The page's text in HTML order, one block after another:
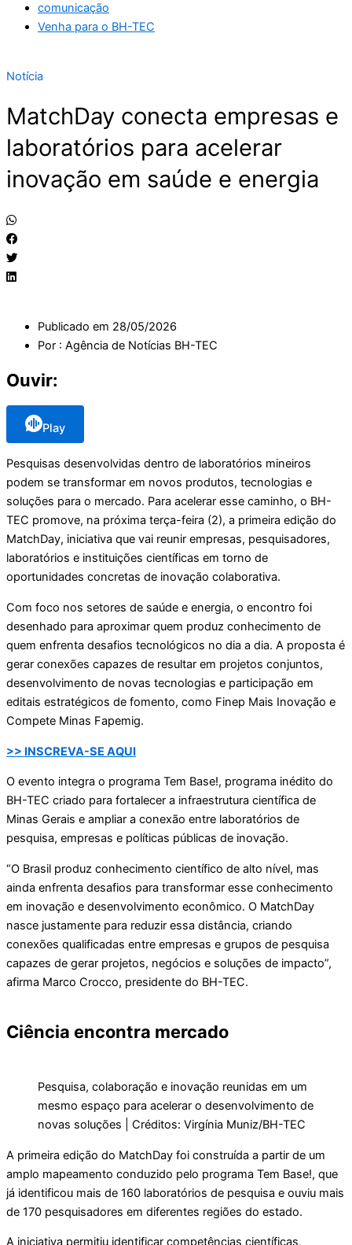
comunicação
Venha para o BH-TEC
Notícia
MatchDay conecta empresas e
laboratórios para acelerar
inovação em saúde e energia
Publicado em 28/05/2026
Por : Agência de Notícias BH-TEC
Ouvir:
Play
Pesquisas desenvolvidas dentro de laboratórios mineiros
podem se transformar em novos produtos, tecnologias e
soluções para o mercado. Para acelerar esse caminho, o BH-
TEC promove, na próxima terça-feira (2), a primeira edição do
MatchDay, iniciativa que vai reunir empresas, pesquisadores,
laboratórios e instituições científicas em torno de
oportunidades concretas de inovação colaborativa.
Com foco nos setores de saúde e energia, o encontro foi
desenhado para aproximar quem produz conhecimento de
quem enfrenta desafios tecnológicos no dia a dia. A proposta é
gerar conexões capazes de resultar em projetos conjuntos,
desenvolvimento de novas tecnologias e participação em
editais estratégicos de fomento, como Finep Mais Inovação e
Compete Minas Fapemig.
>> INSCREVA-SE AQUI
O evento integra o programa Tem Base!, programa inédito do
BH-TEC criado para fortalecer a infraestrutura científica de
Minas Gerais e ampliar a conexão entre laboratórios de
pesquisa, empresas e políticas públicas de inovação.
“O Brasil produz conhecimento científico de alto nível, mas
ainda enfrenta desafios para transformar esse conhecimento
em inovação e desenvolvimento econômico. O MatchDay
nasce justamente para reduzir essa distância, criando
conexões qualificadas entre empresas e grupos de pesquisa
capazes de gerar projetos, negócios e soluções de impacto”,
afirma Marco Crocco, presidente do BH-TEC.
Ciência encontra mercado
Pesquisa, colaboração e inovação reunidas em um
mesmo espaço para acelerar o desenvolvimento de
novas soluções | Créditos: Virgínia Muniz/BH-TEC
A primeira edição do MatchDay foi construída a partir de um
amplo mapeamento conduzido pelo programa Tem Base!, que
já identificou mais de 160 laboratórios de pesquisa e ouviu mais
de 170 pesquisadores em diferentes regiões do estado.
A iniciativa permitiu identificar competências científicas,